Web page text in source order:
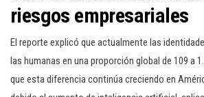
riesgos empresariales
El reporte explicó que actualmente las
las humanas en una proporción global de 109 a
que esta diferencia continúa creciendo en